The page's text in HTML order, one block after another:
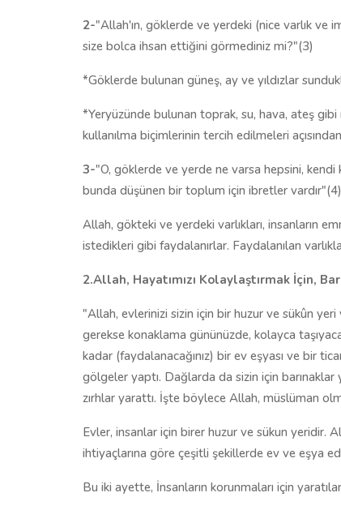
2-"Allah'ın, göklerde ve yerdeki (nice varlık ve
size bolca ihsan ettiğini görmediniz mi?"(3)
*Göklerde bulunan güneş, ay ve yıldızlar
*Yeryüzünde bulunan toprak, su, hava, ateş
kullanılma biçimlerinin tercih edilmeleri
3-"O, göklerde ve yerde ne varsa hepsini,
bunda düşünen bir toplum için ibretler vardır"(4)
Allah, gökteki ve yerdeki varlıkları, insanların
istedikleri gibi faydalanırlar. Faydalanılan
2.Allah, Hayatımızı Kolaylaştırmak İçin,
"Allah, evlerinizi sizin için bir huzur ve sükûn
gerekse konaklama gününüzde, kolayca
kadar (faydalanacağınız) bir ev eşyası ve bir
gölgeler yaptı. Dağlarda da sizin için
zırhlar yarattı. İşte böylece Allah, müslüman
Evler, insanlar için birer huzur ve sükun yeridir.
ihtiyaçlarına göre çeşitli şekillerde ev ve eşya
Bu iki ayette, İnsanların korunmaları için